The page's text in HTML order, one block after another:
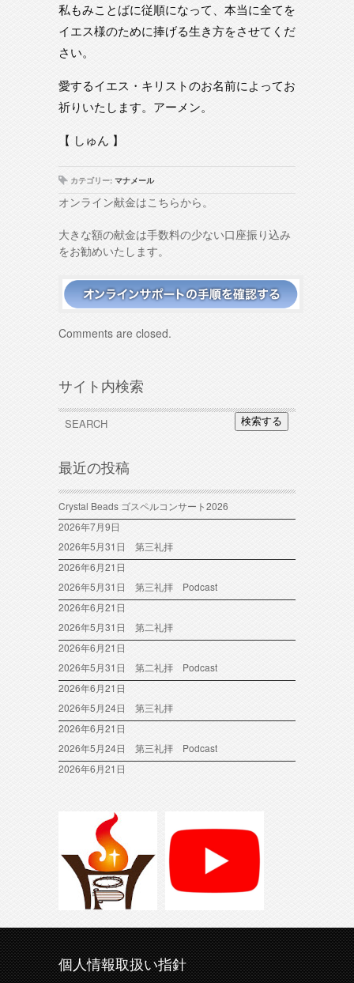
私もみことばに従順になって、本当に全てを
イエス様のために捧げる生き方をさせてくだ
さい。
愛するイエス・キリストのお名前によってお
祈りいたします。アーメン。
【 しゅん 】
カテゴリー: マナメール
オンライン献金はこちらから。
大きな額の献金は手数料の少ない口座振り込み
をお勧めいたします。
Comments are closed.
サイト内検索
検索する
最近の投稿
Crystal Beads ゴスペルコンサート2026
2026年7月9日
2026年5月31日 第三礼拝
2026年6月21日
2026年5月31日 第三礼拝 Podcast
2026年6月21日
2026年5月31日 第二礼拝
2026年6月21日
2026年5月31日 第二礼拝 Podcast
2026年6月21日
2026年5月24日 第三礼拝
2026年6月21日
2026年5月24日 第三礼拝 Podcast
2026年6月21日
個人情報取扱い指針